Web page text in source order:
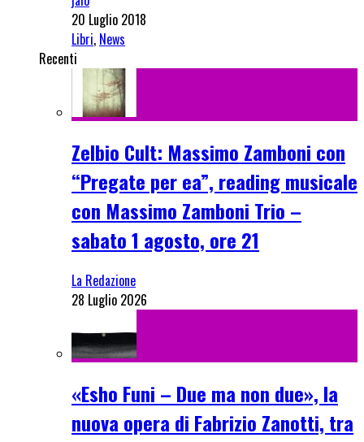
20 Luglio 2018
Libri, News
Recenti
Zelbio Cult: Massimo Zamboni con
“Pregate per ea”, reading musicale
con Massimo Zamboni Trio –
sabato 1 agosto, ore 21
La Redazione
28 Luglio 2026
«Esho Funi – Due ma non due», la
nuova opera di Fabrizio Zanotti, tra